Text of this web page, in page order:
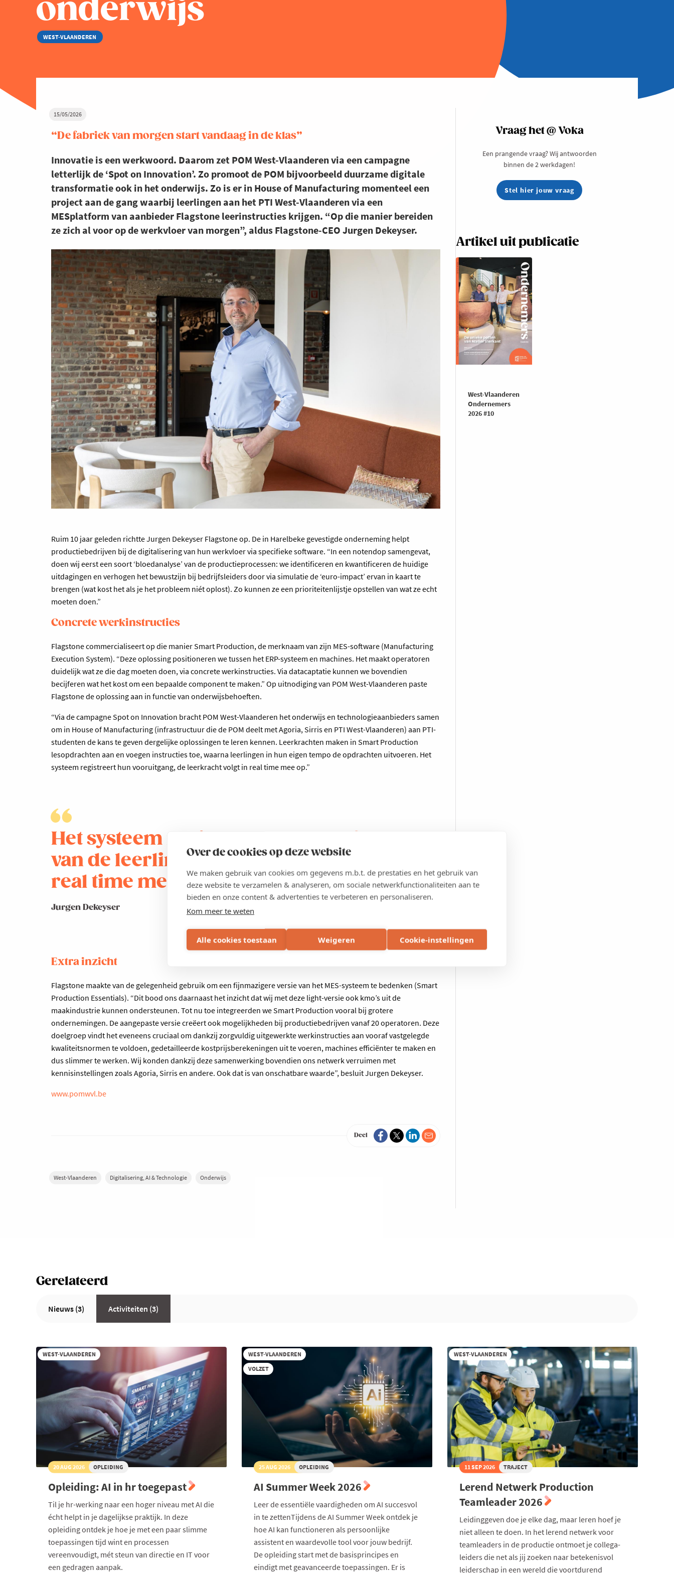
Over de cookies op deze website
We maken gebruik van cookies om gegevens m.b.t. de prestaties en het gebruik van
deze website te verzamelen & analyseren, om sociale netwerkfunctionaliteiten aan te
bieden en onze content & advertenties te verbeteren en personaliseren.
Kom meer te weten
Alle cookies toestaan Weigeren Cookie-instellingen
onderwijs
WEST-VLAANDEREN
15/05/2026
“De fabriek van morgen start vandaag in de klas”
Innovatie is een werkwoord. Daarom zet POM West-Vlaanderen via een campagne
letterlijk de ‘Spot on Innovation’. Zo promoot de POM bijvoorbeeld duurzame digitale
transformatie ook in het onderwijs. Zo is er in House of Manufacturing momenteel een
project aan de gang waarbij leerlingen aan het PTI West-Vlaanderen via een
MESplatform van aanbieder Flagstone leerinstructies krijgen. “Op die manier bereiden
ze zich al voor op de werkvloer van morgen”, aldus Flagstone-CEO Jurgen Dekeyser.
Ruim 10 jaar geleden richtte Jurgen Dekeyser Flagstone op. De in Harelbeke gevestigde onderneming helpt
productiebedrijven bij de digitalisering van hun werkvloer via specifieke software. “In een notendop samengevat,
doen wij eerst een soort ‘bloedanalyse’ van de productieprocessen: we identificeren en kwantificeren de huidige
uitdagingen en verhogen het bewustzijn bij bedrijfsleiders door via simulatie de ‘euro-impact’ ervan in kaart te
brengen (wat kost het als je het probleem niét oplost). Zo kunnen ze een prioriteitenlijstje opstellen van wat ze echt
moeten doen.”
Concrete werkinstructies
Flagstone commercialiseert op die manier Smart Production, de merknaam van zijn MES-software (Manufacturing
Execution System). “Deze oplossing positioneren we tussen het ERP-systeem en machines. Het maakt operatoren
duidelijk wat ze die dag moeten doen, via concrete werkinstructies. Via datacaptatie kunnen we bovendien
becijferen wat het kost om een bepaalde component te maken.” Op uitnodiging van POM West-Vlaanderen paste
Flagstone de oplossing aan in functie van onderwijsbehoeften.
“Via de campagne Spot on Innovation bracht POM West-Vlaanderen het onderwijs en technologieaanbieders samen
om in House of Manufacturing (infrastructuur die de POM deelt met Agoria, Sirris en PTI West-Vlaanderen) aan PTI-
studenten de kans te geven dergelijke oplossingen te leren kennen. Leerkrachten maken in Smart Production
lesopdrachten aan en voegen instructies toe, waarna leerlingen in hun eigen tempo de opdrachten uitvoeren. Het
systeem registreert hun vooruitgang, de leerkracht volgt in real time mee op.”
Het systeem registreert de vooruitgang
van de leerlingen, de leerkracht volgt in
real time mee op.
Jurgen Dekeyser
Extra inzicht
Flagstone maakte van de gelegenheid gebruik om een fijnmazigere versie van het MES-systeem te bedenken (Smart
Production Essentials). “Dit bood ons daarnaast het inzicht dat wij met deze light-versie ook kmo’s uit de
maakindustrie kunnen ondersteunen. Tot nu toe integreerden we Smart Production vooral bij grotere
ondernemingen. De aangepaste versie creëert ook mogelijkheden bij productiebedrijven vanaf 20 operatoren. Deze
doelgroep vindt het eveneens cruciaal om dankzij zorgvuldig uitgewerkte werkinstructies aan vooraf vastgelegde
kwaliteitsnormen te voldoen, gedetailleerde kostprijsberekeningen uit te voeren, machines efficiënter te maken en
dus slimmer te werken. Wij konden dankzij deze samenwerking bovendien ons netwerk verruimen met
kennisinstellingen zoals Agoria, Sirris en andere. Ook dat is van onschatbare waarde”, besluit Jurgen Dekeyser.
www.pomwvl.be
Deel
West-Vlaanderen Digitalisering, AI & Technologie Onderwijs
Vraag het @ Voka
Een prangende vraag? Wij antwoorden
binnen de 2 werkdagen!
Stel hier jouw vraag
Artikel uit publicatie
West-Vlaanderen
Ondernemers
2026 #10
Gerelateerd
Nieuws (3) Activiteiten (3)
WEST-VLAANDEREN
20 AUG 2026 OPLEIDING
Opleiding: AI in hr toegepast
Til je hr-werking naar een hoger niveau met AI die
écht helpt in je dagelijkse praktijk. In deze
opleiding ontdek je hoe je met een paar slimme
toepassingen tijd wint en processen
vereenvoudigt, mét steun van directie en IT voor
een gedragen aanpak.
WEST-VLAANDEREN
VOLZET
25 AUG 2026 OPLEIDING
AI Summer Week 2026
Leer de essentiële vaardigheden om AI succesvol
in te zettenTijdens de AI Summer Week ontdek je
hoe AI kan functioneren als persoonlijke
assistent en waardevolle tool voor jouw bedrijf.
De opleiding start met de basisprincipes en
eindigt met geavanceerde toepassingen. Er is
WEST-VLAANDEREN
11 SEP 2026 TRAJECT
Lerend Netwerk Production
Teamleader 2026
Leidinggeven doe je elke dag, maar leren hoef je
niet alleen te doen. In het lerend netwerk voor
teamleaders in de productie ontmoet je collega-
leiders die net als jij zoeken naar betekenisvol
leiderschap in een wereld die voortdurend